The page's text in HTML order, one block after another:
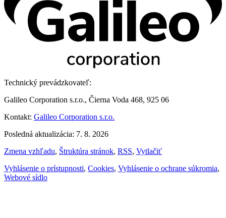
Technický prevádzkovateľ:
Galileo Corporation s.r.o., Čierna Voda 468, 925 06
Kontakt: Galileo Corporation s.r.o.
Posledná aktualizácia: 7. 8. 2026
Zmena vzhľadu, Štruktúra stránok, RSS, Vytlačiť
Vyhlásenie o prístupnosti, Cookies, Vyhlásenie o ochrane súkromia,
Webové sídlo